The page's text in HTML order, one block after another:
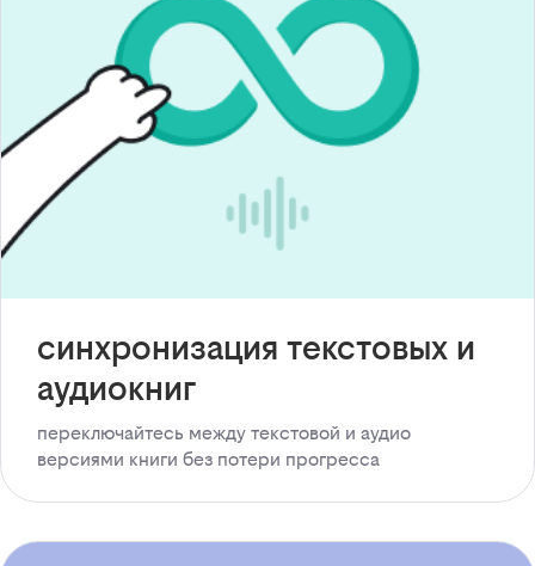
синхронизация текстовых и
аудиокниг
переключайтесь между текстовой и аудио
версиями книги без потери прогресса